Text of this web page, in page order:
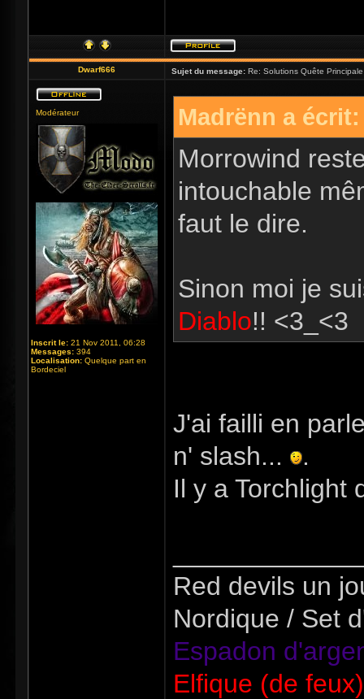
Dwarf666 Sujet du message: Re: Solutions Quête
Modérateur
Inscrit le: 21 Nov 2011, 06:28
Messages: 394
Localisation: Quelque part en
Bordeciel
Madrënn a écrit:
Morrowind
intouchable
faut le dire.
Sinon moi je
Diablo!! <3_<3
J'ai failli en
n' slash...
.
Il y a Torchlight
Red devils un
Nordique / Set
Espadon
Elfique (de